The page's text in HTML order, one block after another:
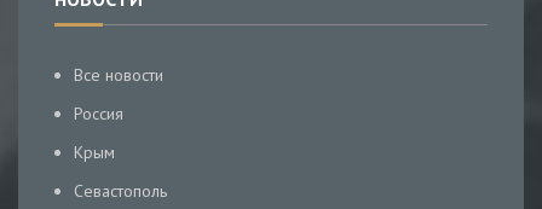
Все новости
Россия
Крым
Севастополь